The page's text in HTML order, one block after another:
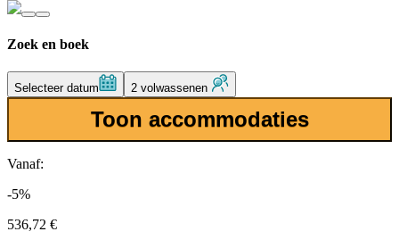
Zoek en boek
Selecteer datum 2 volwassenen
Toon accommodaties
Vanaf:
-5%
536,72 €